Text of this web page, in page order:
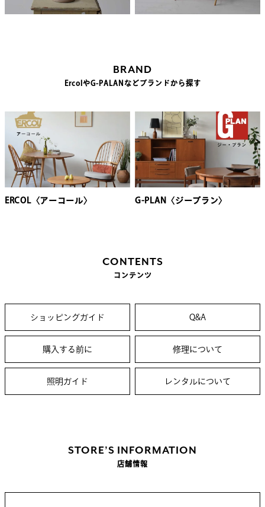
BRAND
ErcolやG-PALANなどブランドから探す
ERCOL〈アーコール〉 G-PLAN〈ジープラン〉
CONTENTS
コンテンツ
ショッピングガイド Q&A
購入する前に 修理について
照明ガイド レンタルについて
STORE’S INFORMATION
店舗情報